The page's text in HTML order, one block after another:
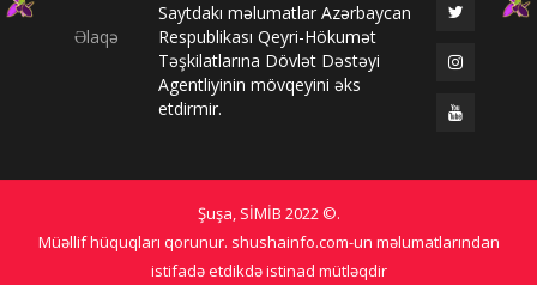
Elməddin Behbud: “IV Şuşa Qlobal Media Forumu
beynəlxalq media əməkdaşlığının nüfuzlu
platformasına çevrilib”
14-07-2026, 14:24
Qlobal Şuşa
13-07-2026, 10:34
Əlaqə
Saytdakı məlumatlar Azərbaycan
Respublikası Qeyri-Hökumət
Təşkilatlarına Dövlət Dəstəyi
Agentliyinin mövqeyini əks
etdirmir.
Şuşa, SİMİB 2022 ©.
Müəllif hüquqları qorunur. shushainfo.com-un məlumatlarından
istifadə etdikdə istinad mütləqdir